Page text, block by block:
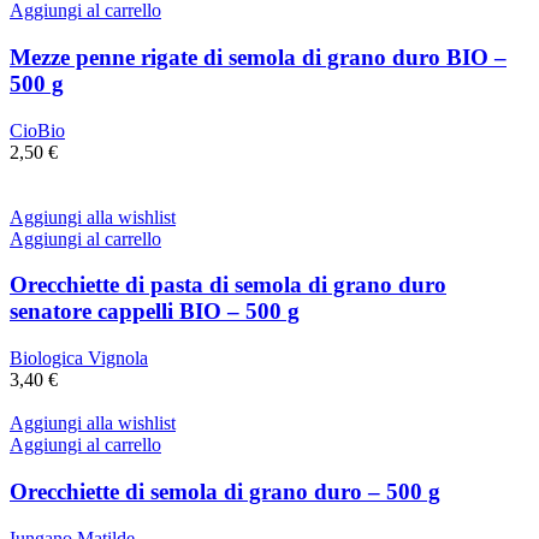
Aggiungi al carrello
Mezze penne rigate di semola di grano duro BIO –
500 g
CioBio
2,50 €
Aggiungi alla wishlist
Aggiungi al carrello
Orecchiette di pasta di semola di grano duro
senatore cappelli BIO – 500 g
Biologica Vignola
3,40 €
Aggiungi alla wishlist
Aggiungi al carrello
Orecchiette di semola di grano duro – 500 g